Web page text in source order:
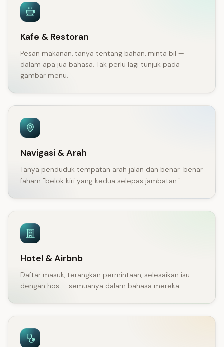
Kafe & Restoran
Pesan makanan, tanya tentang bahan, minta bil —
dalam apa jua bahasa. Tak perlu lagi tunjuk pada
gambar menu.
Navigasi & Arah
Tanya penduduk tempatan arah jalan dan benar-benar
faham "belok kiri yang kedua selepas jambatan."
Hotel & Airbnb
Daftar masuk, terangkan permintaan, selesaikan isu
dengan hos — semuanya dalam bahasa mereka.